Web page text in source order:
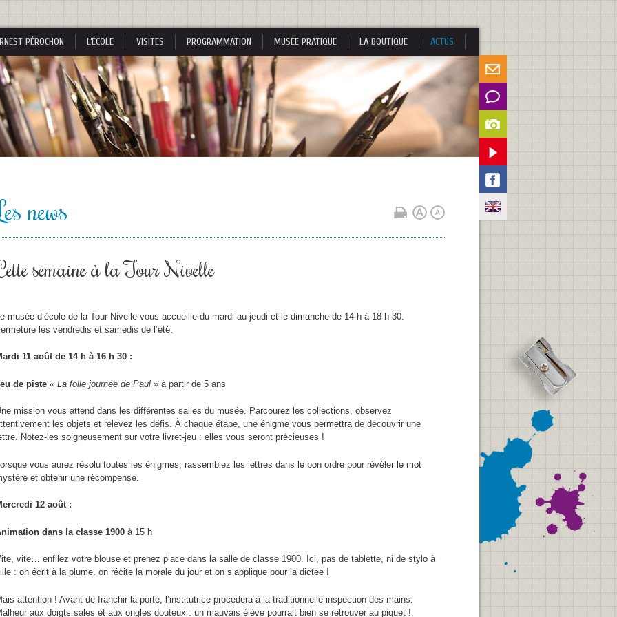
PÉROCHON L’ÉCOLE VISITES PROGRAMMATION MUSÉE PRATIQUE LA BOUTIQUE ACTUS
news
semaine à la Tour Nivelle
musée d’école de la Tour Nivelle vous accueille du mardi au jeudi et le dimanche de 14 h à 18 h 30.
les vendredis et samedis de l’été.
11 août de 14 h à 16 h 30 :
de piste « La folle journée de Paul » à partir de 5 ans
mission vous attend dans les différentes salles du musée. Parcourez les collections, observez
les objets et relevez les défis. À chaque étape, une énigme vous permettra de découvrir une
Notez-les soigneusement sur votre livret-jeu : elles vous seront précieuses !
Lorsque vous aurez résolu toutes les énigmes, rassemblez les lettres dans le bon ordre pour révéler le mot
et obtenir une récompense.
12 août :
dans la classe 1900 à 15 h
vite… enfilez votre blouse et prenez place dans la salle de classe 1900. Ici, pas de tablette, ni de stylo à
: on écrit à la plume, on récite la morale du jour et on s’applique pour la dictée !
attention ! Avant de franchir la porte, l’institutrice procédera à la traditionnelle inspection des mains.
aux doigts sales et aux ongles douteux : un mauvais élève pourrait bien se retrouver au piquet !